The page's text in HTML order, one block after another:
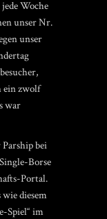
Woche
unser Nr.
unser
ein zwolf
war
bei
Borse
Portal.
diesem
Spiel“ im